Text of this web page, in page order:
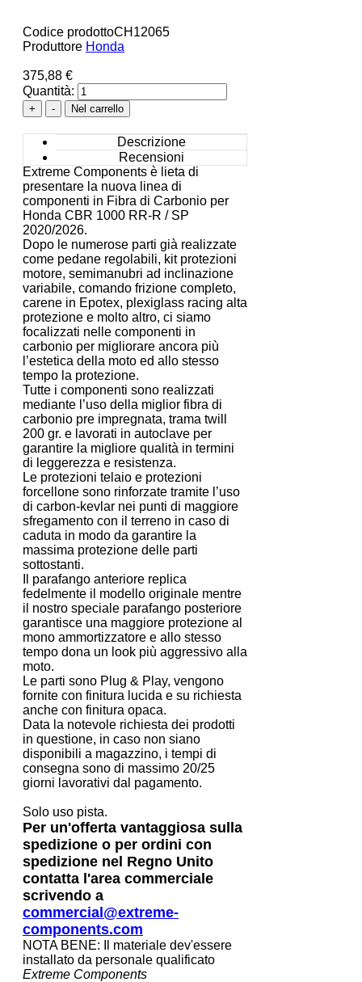
Codice prodottoCH12065
Produttore Honda
375,88 €
Quantità:
Descrizione
Recensioni
Extreme Components è lieta di
presentare la nuova linea di
componenti in Fibra di Carbonio per
Honda CBR 1000 RR-R / SP
2020/2026.
Dopo le numerose parti già realizzate
come pedane regolabili, kit protezioni
motore, semimanubri ad inclinazione
variabile, comando frizione completo,
carene in Epotex, plexiglass racing alta
protezione e molto altro, ci siamo
focalizzati nelle componenti in
carbonio per migliorare ancora più
l’estetica della moto ed allo stesso
tempo la protezione.
Tutte i componenti sono realizzati
mediante l’uso della miglior fibra di
carbonio pre impregnata, trama twill
200 gr. e lavorati in autoclave per
garantire la migliore qualità in termini
di leggerezza e resistenza.
Le protezioni telaio e protezioni
forcellone sono rinforzate tramite l’uso
di carbon-kevlar nei punti di maggiore
sfregamento con il terreno in caso di
caduta in modo da garantire la
massima protezione delle parti
sottostanti.
Il parafango anteriore replica
fedelmente il modello originale mentre
il nostro speciale parafango posteriore
garantisce una maggiore protezione al
mono ammortizzatore e allo stesso
tempo dona un look più aggressivo alla
moto.
Le parti sono Plug & Play, vengono
fornite con finitura lucida e su richiesta
anche con finitura opaca.
Data la notevole richiesta dei prodotti
in questione, in caso non siano
disponibili a magazzino, i tempi di
consegna sono di massimo 20/25
giorni lavorativi dal pagamento.
Solo uso pista.
Per un'offerta vantaggiosa sulla
spedizione o per ordini con
spedizione nel Regno Unito
contatta l'area commerciale
scrivendo a
commercial@extreme-
components.com
NOTA BENE: Il materiale dev'essere
installato da personale qualificato
Extreme Components